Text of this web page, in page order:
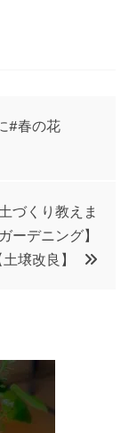
#春の花
づくり教えま
デニング】
土壌改良】